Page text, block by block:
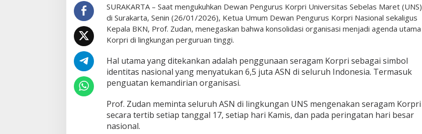
e
r
a
g
m
K
o
r
r
i
SURAKARTA – Saat mengukuhkan Dewan Pengurus Korpri Universitas Sebelas Maret (UNS)
di Surakarta, Senin (26/01/2026), Ketua Umum Dewan Pengurus Korpri Nasional sekaligus
Kepala BKN, Prof. Zudan, menegaskan bahwa konsolidasi organisasi menjadi agenda utama
Korpri di lingkungan perguruan tinggi.
Hal utama yang ditekankan adalah penggunaan seragam Korpri sebagai simbol
identitas nasional yang menyatukan 6,5 juta ASN di seluruh Indonesia. Termasuk
penguatan kemandirian organisasi.
Prof. Zudan meminta seluruh ASN di lingkungan UNS mengenakan seragam Korpri
secara tertib setiap tanggal 17, setiap hari Kamis, dan pada peringatan hari besar
nasional.